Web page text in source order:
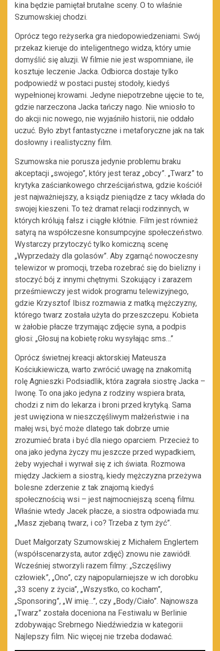
kina będzie pamiętał brutalne sceny. O to właśnie
Szumowskiej chodzi.
Oprócz tego reżyserka gra niedopowiedzeniami. Swój
przekaz kieruje do inteligentnego widza, który umie
domyślić się aluzji. W filmie nie jest wspomniane, ile
kosztuje leczenie Jacka. Odbiorca dostaje tylko
podpowiedź w postaci pustej stodoły, kiedyś
wypełnionej krowami. Jedyne niepotrzebne ujęcie to te,
gdzie narzeczona Jacka tańczy nago. Nie wniosło to
do akcji nic nowego, nie wyjaśniło historii, nie oddało
uczuć. Było zbyt fantastyczne i metaforyczne jak na tak
dosłowny i realistyczny film.
Szumowska nie porusza jedynie problemu braku
akceptacji „swojego”, który jest teraz „obcy”. „Twarz” to
krytyka zaściankowego chrześcijaństwa, gdzie kościół
jest najważniejszy, a ksiądz pieniądze z tacy wkłada do
swojej kieszeni. To też dramat relacji rodzinnych, w
których królują fałsz i ciągłe kłótnie. Film jest również
satyrą na współczesne konsumpcyjne społeczeństwo.
Wystarczy przytoczyć tylko komiczną scenę
„Wyprzedaży dla golasów”. Aby zgarnąć nowoczesny
telewizor w promocji, trzeba rozebrać się do bielizny i
stoczyć bój z innymi chętnymi. Szokujący i zarazem
prześmiewczy jest widok programu telewizyjnego,
gdzie Krzysztof Ibisz rozmawia z matką mężczyzny,
którego twarz została użyta do przeszczepu. Kobieta
w żałobie płacze trzymając zdjęcie syna, a podpis
głosi: „Głosuj na kobietę roku wysyłając sms…”
Oprócz świetnej kreacji aktorskiej Mateusza
Kościukiewicza, warto zwrócić uwagę na znakomitą
rolę Agnieszki Podsiadlik, która zagrała siostrę Jacka –
Iwonę. To ona jako jedyna z rodziny wspiera brata,
chodzi z nim do lekarza i broni przed krytyką. Sama
jest uwięziona w nieszczęśliwym małżeństwie i na
małej wsi, być może dlatego tak dobrze umie
zrozumieć brata i być dla niego oparciem. Przecież to
ona jako jedyna życzy mu jeszcze przed wypadkiem,
żeby wyjechał i wyrwał się z ich świata. Rozmowa
między Jackiem a siostrą, kiedy mężczyzna przeżywa
bolesne zderzenie z tak znajomą kiedyś
społecznością wsi – jest najmocniejszą sceną filmu.
Właśnie wtedy Jacek płacze, a siostra odpowiada mu:
„Masz zjebaną twarz, i co? Trzeba z tym żyć”.
Duet Małgorzaty Szumowskiej z Michałem Englertem
(współscenarzysta, autor zdjęć) znowu nie zawiódł.
Wcześniej stworzyli razem filmy: „Szczęśliwy
człowiek”, „Ono”, czy najpopularniejsze w ich dorobku
„33 sceny z życia”, „Wszystko, co kocham”,
„Sponsoring”, „W imię…”, czy „Body/Ciało”. Najnowsza
„Twarz” została doceniona na Festiwalu w Berlinie
zdobywając Srebrnego Niedźwiedzia w kategorii
Najlepszy film. Nic więcej nie trzeba dodawać.